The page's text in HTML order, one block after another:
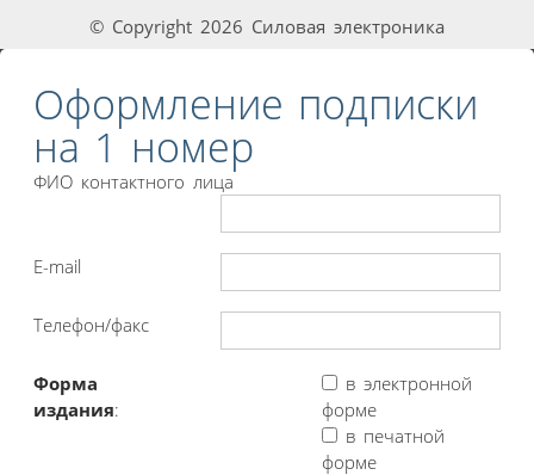
© Copyright 2026 Силовая электроника
Оформление подписки
на 1 номер
ФИО контактного лица
E-mail
Телефон/факс
Форма
издания:
в электронной
форме
в печатной
форме